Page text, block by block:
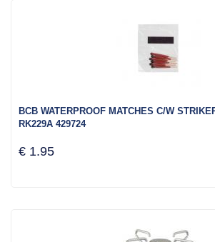
BCB WATERPROOF MATCHES C/W
RK229A 429724
€ 1.95